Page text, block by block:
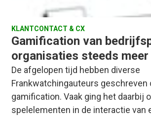
KLANTCONTACT & CX
Gamification van
organisaties steeds meer
De afgelopen tijd hebben diverse
Frankwatchingauteurs geschreven
gamification. Vaak ging het daarbij
spelelementen in de interactie van